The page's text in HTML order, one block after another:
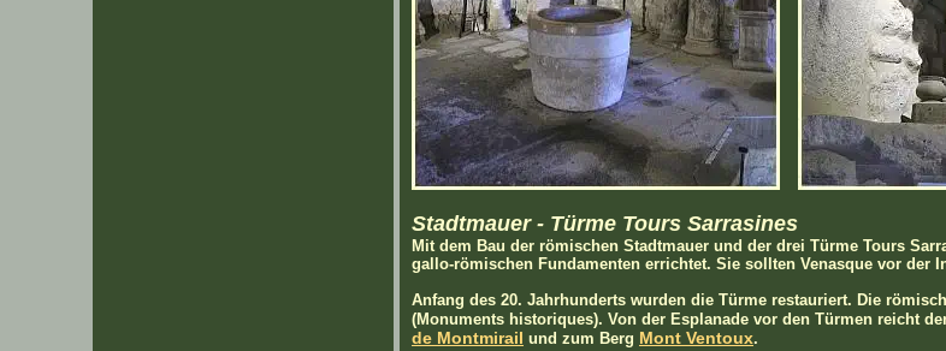
Stadtmauer - Türme Tours Sarrasines
Mit dem Bau der römischen Stadtmauer und der drei Türme Tours
gallo-römischen Fundamenten errichtet. Sie sollten Venasque vor der
Anfang des 20. Jahrhunderts wurden die Türme restauriert. Die
(Monuments historiques). Von der Esplanade vor den Türmen reicht
de Montmirail und zum Berg Mont Ventoux.